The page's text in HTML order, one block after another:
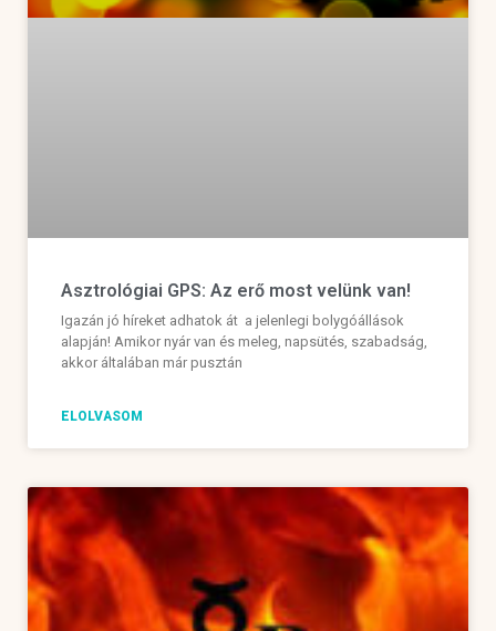
Asztrológiai GPS: Az erő most velünk van!
Igazán jó híreket adhatok át a jelenlegi bolygóállások
alapján! Amikor nyár van és meleg, napsütés, szabadság,
akkor általában már pusztán
ELOLVASOM